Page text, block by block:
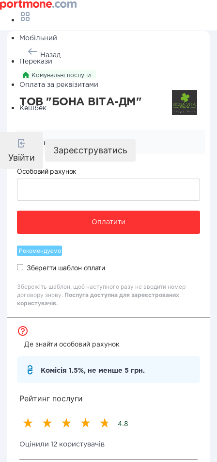
Мобільний
Перекази
Оплата за реквізитами
Кешбек
Увійти
Зареєструватись
Назад
Комунальні послуги
ТОВ "БОНА ВІТА-ДМ"
Реквізити компанії
Особовий рахунок
Оплатити
Рекомендуємо
Зберегти шаблон оплати
Збережіть шаблон, щоб наступного разу не вводити номер
договору знову. Послуга доступна для зареєстрованих
користувачів.
Де знайти особовий рахунок
Комісія 1.5%, не менше 5 грн.
Рейтинг послуги
4.8
Оцінили 12 користувачів